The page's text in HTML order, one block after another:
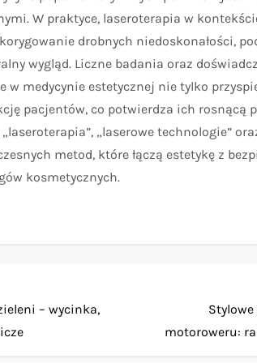
W praktyce, laseroterapia w
drobnych niedoskonałości,
wygląd. Liczne badania oraz
w medycynie estetycznej nie tylko
pacjentów, co potwierdza ich rosnącą
„laserowe technologie”
metod, które łączą estetykę z
kosmetycznych.
– wycinka,
motoroweru: